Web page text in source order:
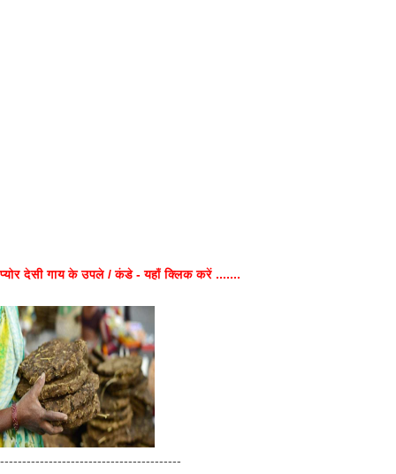
प्योर देसी गाय के उपले / कंडे - यहाँ क्लिक करें .......
-----------------------------------------